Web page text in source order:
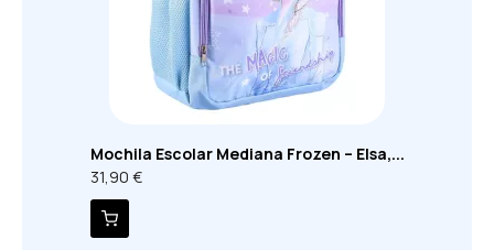
Mochila Escolar Mediana Frozen – Elsa,...
31,90 €